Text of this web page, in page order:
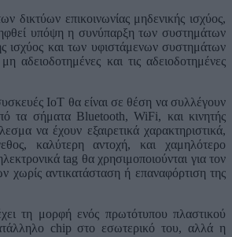
δικτύων επικοινωνίας μηδενικής ισχύος,
υπόψη η συνύπαρξη των συστημάτων
ισχύος και των υφιστάμενων συστημάτων
αδειοδοτημένες και τις αδειοδοτημένες
IoT θα είναι σε θέση να συλλέγουν
τα σήματα Bluetooth, WiFi, και κινητής
να έχουν εξαιρετικά χαρακτηριστικά,
καλύτερη αντοχή, και χαμηλότερο
tag θα χρησιμοποιούνται για τον
χωρίς αντικατάσταση ή επαναφόρτιση της
τη μορφή ενός πρωτότυπου πλαστικού
chip στο εσωτερικό του, αλλά η